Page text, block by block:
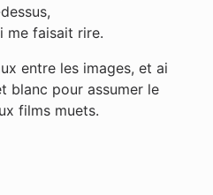
me faisait rire.
entre les images, et ai
blanc pour assumer le
films muets.